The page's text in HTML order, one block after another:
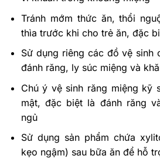
Tránh mớm thức ăn, thổi
thìa trước khi cho trẻ ăn, đặc
Sử dụng riêng các đồ vệ sinh
đánh răng, ly súc miệng và
Chú ý vệ sinh răng miệng kỹ
mật, đặc biệt là đánh răng
ngủ
Sử dụng sản phẩm chứa
kẹo ngậm) sau bữa ăn để hỗ